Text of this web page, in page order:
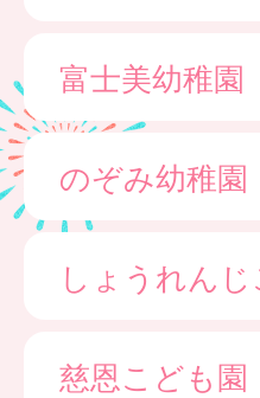
富士美幼稚園
のぞみ幼稚園
しょうれんじ
慈恩こども園